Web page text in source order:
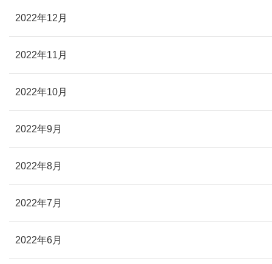
2022年12月
2022年11月
2022年10月
2022年9月
2022年8月
2022年7月
2022年6月